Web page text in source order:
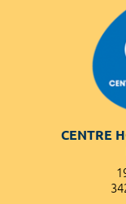
CENTRE